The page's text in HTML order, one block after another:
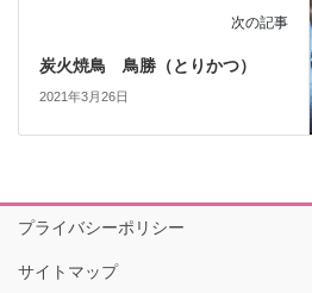
次の記事
炭火焼鳥 鳥勝（とりかつ）
2021年3月26日
プライバシーポリシー
サイトマップ